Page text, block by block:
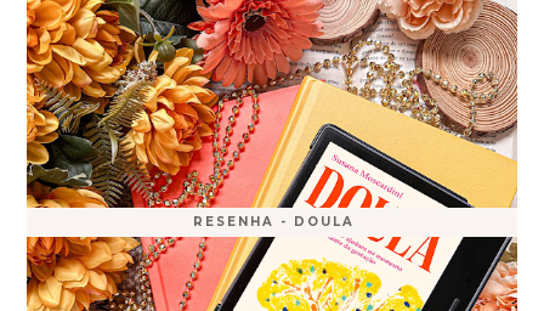
RESENHA - DOULA